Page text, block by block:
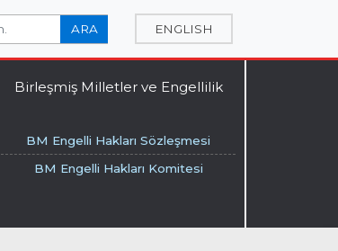
ARA ENGLISH
Birleşmiş Milletler ve Engellilik
BM Engelli Hakları Sözleşmesi
BM Engelli Hakları Komitesi